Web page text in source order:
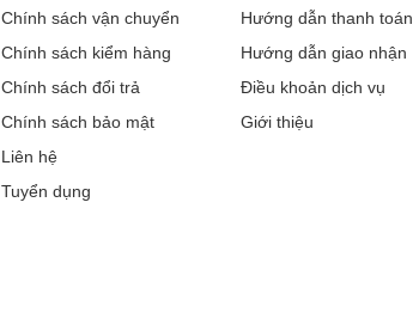
Chính sách vận chuyển
Chính sách kiểm hàng
Chính sách đổi trả
Chính sách bảo mật
Liên hệ
Tuyển dụng
Hướng dẫn thanh toán
Hướng dẫn giao nhận
Điều khoản dịch vụ
Giới thiệu